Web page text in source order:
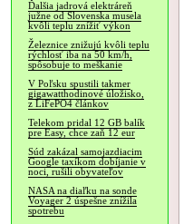
Ďalšia jadrová elektráreň
južne od Slovenska musela
kvôli teplu znížiť výkon
Železnice znižujú kvôli teplu
rýchlosť iba na 50 km/h,
spôsobuje to meškanie
V Poľsku spustili takmer
gigawatthodinové úložisko,
z LiFePO4 článkov
Telekom pridal 12 GB balík
pre Easy, chce zaň 12 eur
Súd zakázal samojazdiacim
Google taxíkom dobíjanie v
noci, rušili obyvateľov
NASA na diaľku na sonde
Voyager 2 úspešne znížila
spotrebu